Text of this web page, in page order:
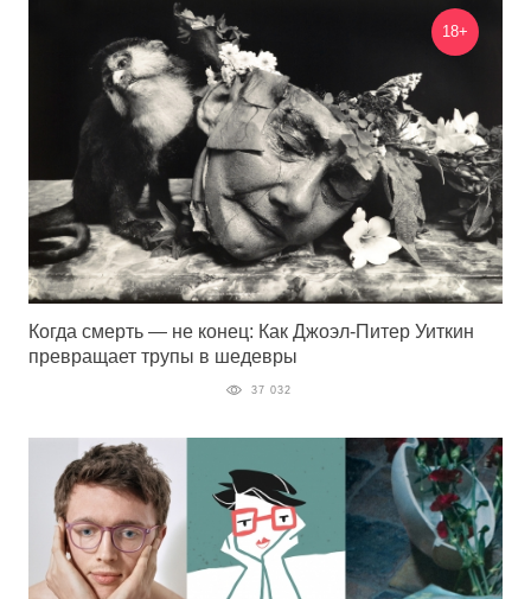
18+
Когда смерть — не конец: Как Джоэл-Питер Уиткин
превращает трупы в шедевры
37 032